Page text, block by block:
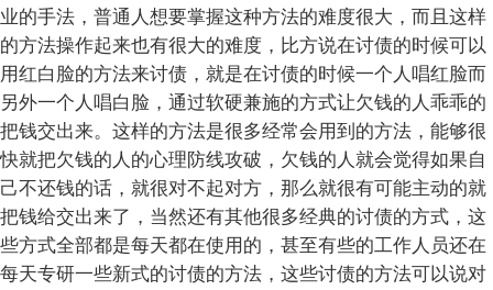
业的手法，普通人想要掌握这种方法的难度很大，而且这样
的方法操作起来也有很大的难度，比方说在讨债的时候可以
用红白脸的方法来讨债，就是在讨债的时候一个人唱红脸而
另外一个人唱白脸，通过软硬兼施的方式让欠钱的人乖乖的
把钱交出来。这样的方法是很多经常会用到的方法，能够很
快就把欠钱的人的心理防线攻破，欠钱的人就会觉得如果自
己不还钱的话，就很对不起对方，那么就很有可能主动的就
把钱给交出来了，当然还有其他很多经典的讨债的方式，这
些方式全部都是每天都在使用的，甚至有些的工作人员还在
每天专研一些新式的讨债的方法，这些讨债的方法可以说对